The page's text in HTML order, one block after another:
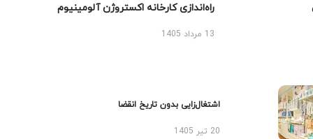
راه‌اندازی کارخانه اکستروژن آلومینیوم
13 مرداد 1405
اشتغال‌زایی بدون تاریخ انقضا
20 تیر 1405